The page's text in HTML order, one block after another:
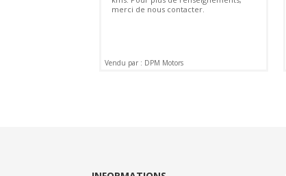
merci de nous contacter.
Vendu par : DPM Motors